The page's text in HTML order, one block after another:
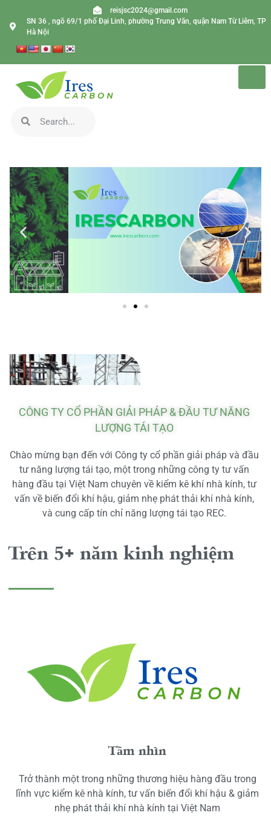
reisjsc2024@gmail.com
SN 36 , ngõ 69/1 phố Đại Linh, phường Trung Văn, quận Nam Từ Liêm, TP
Hà Nội
CÔNG TY CỔ PHẦN GIẢI PHÁP & ĐẦU TƯ NĂNG
LƯỢNG TÁI TẠO
Chào mừng bạn đến với Công ty cổ phần giải pháp và đầu
tư năng lượng tái tạo, một trong những công ty tư vấn
hàng đầu tại Việt Nam chuyên về kiểm kê khí nhà kính, tư
vấn về biến đổi khí hậu, giảm nhẹ phát thải khí nhà kính,
và cung cấp tín chỉ năng lượng tái tạo REC.
Trên 5+ năm kinh nghiệm
Tầm nhìn
Trở thành một trong những thương hiệu hàng đầu trong
lĩnh vực kiểm kê nhà kính, tư vấn biến đổi khí hậu & giảm
nhẹ phát thải khí nhà kính tại Việt Nam